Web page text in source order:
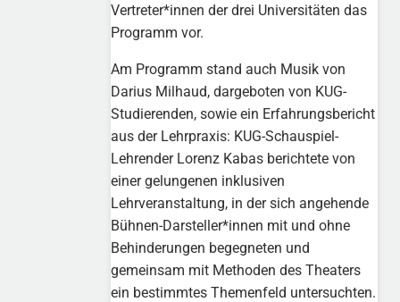
Vertreter*innen der drei Universitäten das
Programm vor.
Am Programm stand auch Musik von
Darius Milhaud, dargeboten von KUG-
Studierenden, sowie ein Erfahrungsbericht
aus der Lehrpraxis: KUG-Schauspiel-
Lehrender Lorenz Kabas berichtete von
einer gelungenen inklusiven
Lehrveranstaltung, in der sich angehende
Bühnen-Darsteller*innen mit und ohne
Behinderungen begegneten und
gemeinsam mit Methoden des Theaters
ein bestimmtes Themenfeld untersuchten.